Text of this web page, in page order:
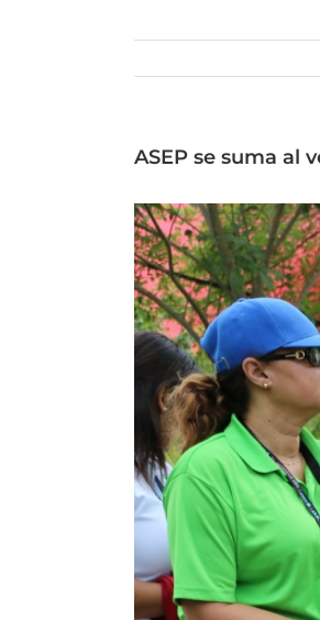
ASEP se suma al